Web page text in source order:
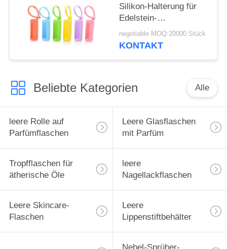
Silikon-Halterung für
Edelstein-
Rollerflaschen, 5ml
Roll-On-Flaschen,
negotiable MOQ:20000 Stück
KONTAKT
Beliebte Kategorien Alle
leere Rolle auf
Parfümflaschen
Leere Glasflaschen
mit Parfüm
Tropfflaschen für
ätherische Öle
leere
Nagellackflaschen
Leere Skincare-
Flaschen
Leere
Lippenstiftbehälter